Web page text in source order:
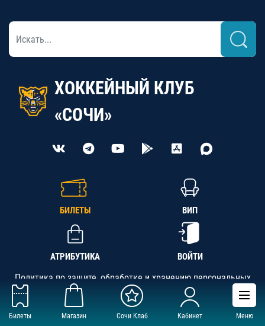
Билеты Магазин Сочи Клаб Кабинет Меню
ХОККЕЙНЫЙ КЛУБ
«СОЧИ»
БИЛЕТЫ ВИП
АТРИБУТИКА ВОЙТИ
Политика по защите, обработке и хранению персональных
данных
АНО «СК «Кубань-Регион», ОГРН 1142300002349,